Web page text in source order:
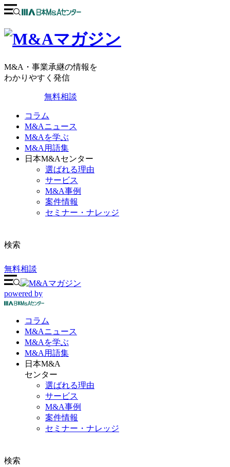
M&A・事業承継の情報を
わかりやすく発信
無料相談
コラム
M&Aニュース
M&Aを学ぶ
M&A用語集
日本M&Aセンター
選ばれる理由
サービス
M&A事例
案件情報
セミナー・ナレッジ
検索
無料相談
powered by
コラム
M&Aニュース
M&Aを学ぶ
M&A 用語集
日本M&A
センター
選ばれる理由
サービス
M&A事例
案件情報
セミナー・ナレッジ
検索